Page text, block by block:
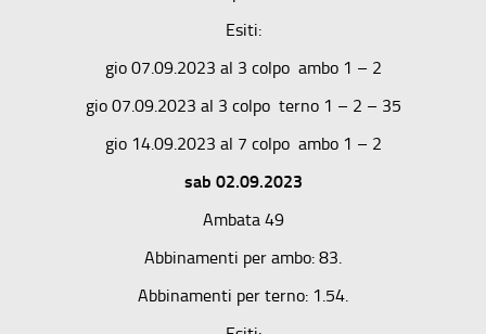
Esiti:
gio 07.09.2023 al 3 colpo ambo 1 – 2
gio 07.09.2023 al 3 colpo terno 1 – 2 – 35
gio 14.09.2023 al 7 colpo ambo 1 – 2
sab 02.09.2023
Ambata 49
Abbinamenti per ambo: 83.
Abbinamenti per terno: 1.54.